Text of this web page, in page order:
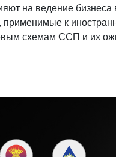
на ведение
к
схемам ССП и их